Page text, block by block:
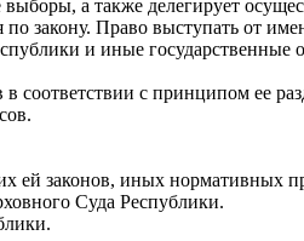
а также делегирует
закону. Право выступать от
и иные государственные
соответствии с принципом ее
ей законов, иных нормативных
Суда Республики.